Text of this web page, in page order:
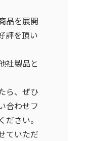
品を展開
評を頂い
社製品と
ら、ぜひ
合わせフ
さい。
ていただ